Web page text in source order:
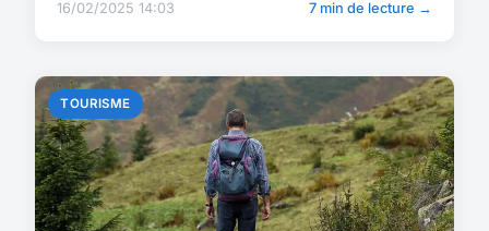
16/02/2025 14:03 7 min de lecture →
TOURISME